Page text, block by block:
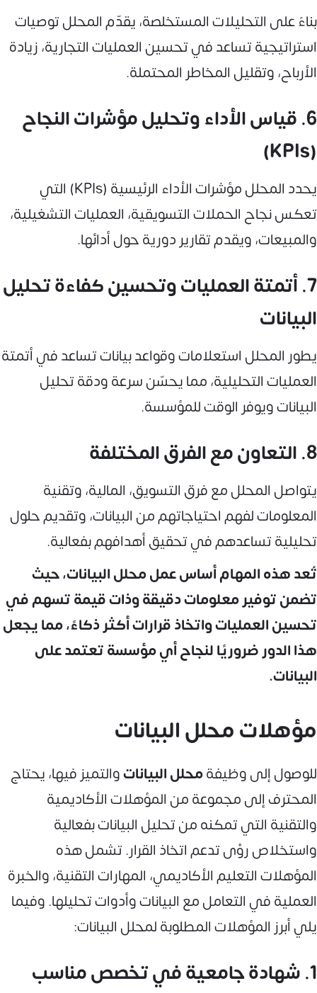
بناءً على التحليلات المستخلصة، يقدّم المحلل توصيات
استراتيجية تساعد في تحسين العمليات التجارية، زيادة
الأرباح، وتقليل المخاطر المحتملة.
6. قياس الأداء وتحليل مؤشرات النجاح
(KPIs)
يحدد المحلل مؤشرات الأداء الرئيسية (KPIs) التي
تعكس نجاح الحملات التسويقية، العمليات التشغيلية،
والمبيعات، ويقدم تقارير دورية حول أدائها.
7. أتمتة العمليات وتحسين كفاءة تحليل
البيانات
يطور المحلل استعلامات وقواعد بيانات تساعد في أتمتة
العمليات التحليلية، مما يحسّن سرعة ودقة تحليل
البيانات ويوفر الوقت للمؤسسة.
8. التعاون مع الفرق المختلفة
يتواصل المحلل مع فرق التسويق، المالية، وتقنية
المعلومات لفهم احتياجاتهم من البيانات، وتقديم حلول
تحليلية تساعدهم في تحقيق أهدافهم بفعالية.
تُعد هذه المهام أساس عمل محلل البيانات، حيث
تضمن توفير معلومات دقيقة وذات قيمة تسهم في
تحسين العمليات واتخاذ قرارات أكثر ذكاءً، مما يجعل
هذا الدور ضروريًا لنجاح أي مؤسسة تعتمد على
البيانات.
مؤهلات محلل البيانات
للوصول إلى وظيفةمحلل البياناتوالتميز فيها، يحتاج
المحترف إلى مجموعة من المؤهلات الأكاديمية
والتقنية التي تمكنه من تحليل البيانات بفعالية
واستخلاص رؤى تدعم اتخاذ القرار. تشمل هذه
المؤهلات التعليم الأكاديمي، المهارات التقنية، والخبرة
العملية في التعامل مع البيانات وأدوات تحليلها. وفيما
يلي أبرز المؤهلات المطلوبة لمحلل البيانات:
1. شهادة جامعية في تخصص مناسب